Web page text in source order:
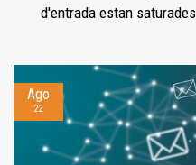
d'entrada estan
Ago
22